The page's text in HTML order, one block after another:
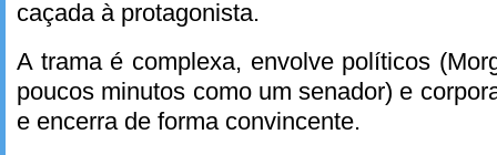
caçada à protagonista.
A trama é complexa, envolve políticos
poucos minutos como um senador) e
e encerra de forma convincente.